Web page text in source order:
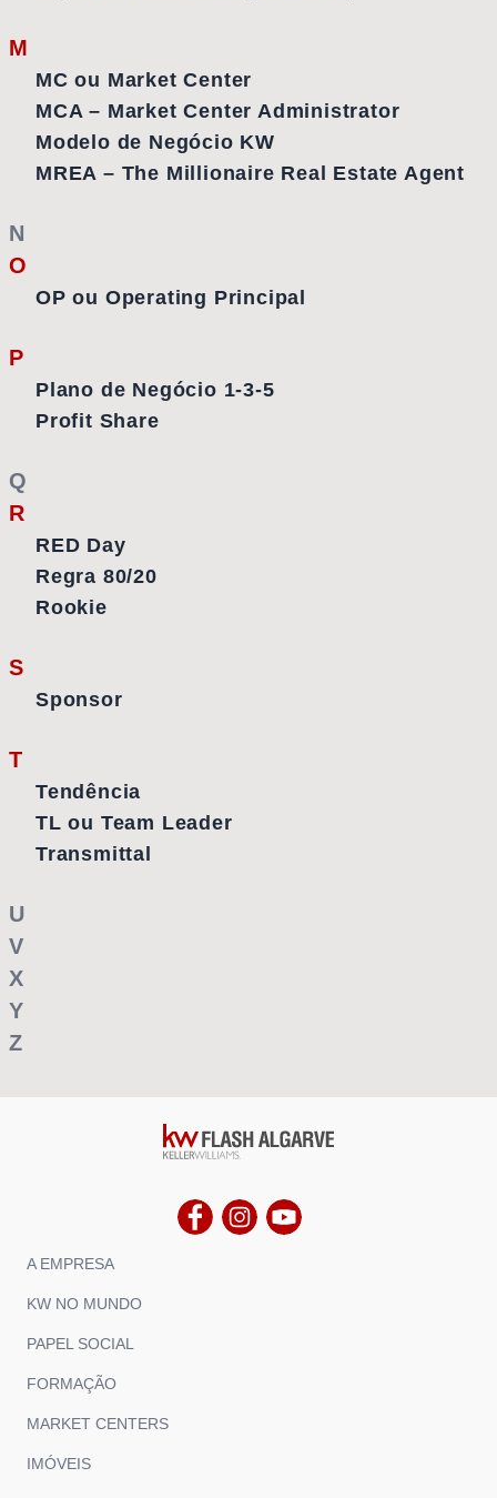
M
MC ou Market Center
MCA – Market Center Administrator
Modelo de Negócio KW
MREA – The Millionaire Real Estate Agent
N
O
OP ou Operating Principal
P
Plano de Negócio 1-3-5
Profit Share
Q
R
RED Day
Regra 80/20
Rookie
S
Sponsor
T
Tendência
TL ou Team Leader
Transmittal
U
V
X
Y
Z
A EMPRESA
KW NO MUNDO
PAPEL SOCIAL
FORMAÇÃO
MARKET CENTERS
IMÓVEIS